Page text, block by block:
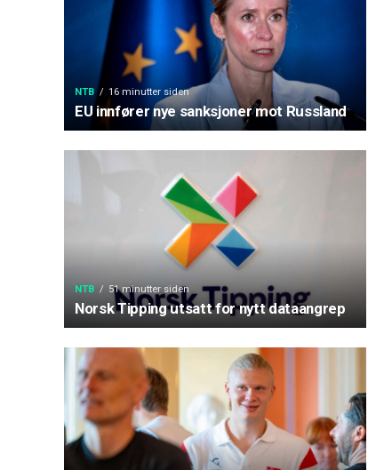
NTB 16 minutter siden
EU innfører nye sanksjoner mot Russland
NTB 51 minutter siden
Norsk Tipping utsatt for nytt dataangrep